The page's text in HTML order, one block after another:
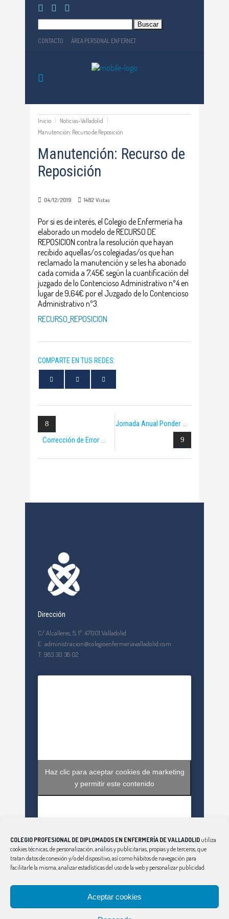
COLEGIO PROFESIONAL DE DIPLOMADOS EN ENFERMERÍA DE VALLADOLID utiliza
cookies técnicas, de personalización, análisis y publicitarias, propias y de terceros, que
tratan datos de conexión y/o del dispositivo, así como hábitos de navegación para
facilitarle la misma, analizar estadísticas del uso de la web y personalizar publicidad.
Aceptar cookies
CONTACTO ÁREA PERSONAL ENFERNET
Inicio
Noticias-Valladolid
Manutención: Recurso de Reposición
Manutención: Recurso de
Reposición
04/12/2019 1482 Vistas
Por si es de interés, el Colegio de Enfermería ha
elaborado un modelo de RECURSO DE
REPOSICION contra la resolución que hayan
recibido aquellas/os colegiadas/os que han
reclamado la manutención y se les ha abonado
cada comida a 7,45€ según la cuantificación del
juzgado de lo Contencioso Administrativo nº4 en
lugar de 9,64€ por el Juzgado de lo Contencioso
Administrativo nº3.
RECURSO_REPOSICION
COMPARTE EN TUS REDES:
Corrección de Error
Jornada Anual Ponder
Dirección
C/ Alcalleres, 5, 1º. 47001 Valladolid
E: administracion@colegioenfermeriavalladolid.com
T: 983 30 38 02
Haz clic para aceptar cookies de marketing
y permitir este contenido
Tweets by EnfValladolid
Haz clic para aceptar cookies de marketing
y permitir este contenido